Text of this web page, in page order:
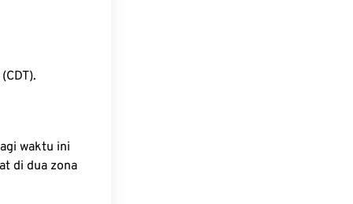
waktu ini
di dua zona